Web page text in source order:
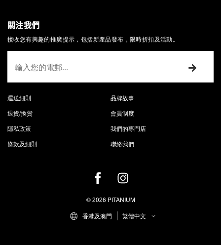
關注我們
接收您有興趣的推廣提示，包括新產品發布，限時折扣及活動。
運送細則
退貨/換貨
隱私政策
條款及細則
品牌故事
會員制度
我們的專門店
聯絡我們
© 2026 PITANIUM
香港及澳門
繁體中文